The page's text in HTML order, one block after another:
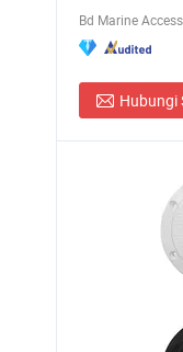
Bd Marine
Hubungi